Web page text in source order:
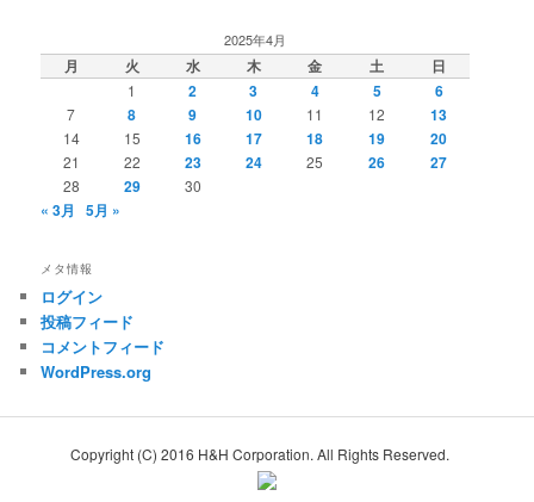
2025年4月
月 火 水 木 金 土 日
1 2 3 4 5 6
7 8 9 10 11 12 13
14 15 16 17 18 19 20
21 22 23 24 25 26 27
28 29 30
« 3月 5月 »
メタ情報
ログイン
投稿フィード
コメントフィード
WordPress.org
Copyright (C) 2016 H&H Corporation. All Rights Reserved.